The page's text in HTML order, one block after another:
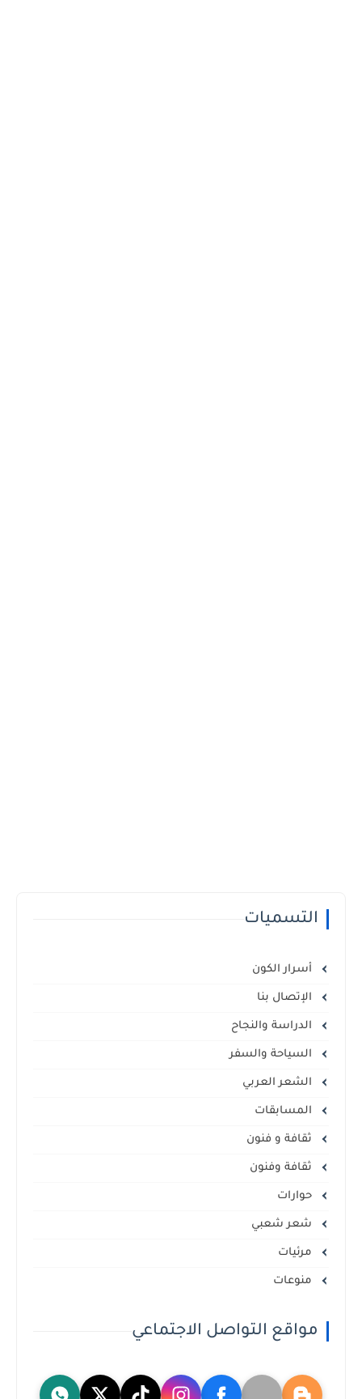
التسميات
أسرار الكون
الإتصال بنا
الدراسة والنجاح
السياحة والسفر
الشعر العربي
المسابقات
ثقافة و فنون
ثقافة وفنون
حوارات
شعر شعبي
مرئيات
منوعات
مواقع التواصل الاجتماعي